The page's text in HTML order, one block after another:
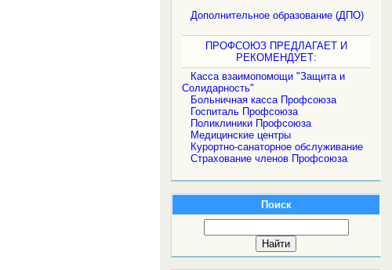
Дополнительное образование (ДПО)
ПРОФСОЮЗ ПРЕДЛАГАЕТ И
РЕКОМЕНДУЕТ:
Касса взаимопомощи "Защита и
Солидарность"
Больничная касса Профсоюза
Госпиталь Профсоюза
Поликлиники Профсоюза
Медицинские центры
Курортно-санаторное обслуживание
Страхование членов Профсоюза
Поиск